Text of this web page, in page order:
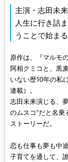
主演・志田未来
人生に行き詰
うことで始ま
原作は、『マルモ
阿相クミコと、黒
いない歴10年の私
連載）。
志田未来演じる、
のムスコ”だと名
ストーリーだ。
恋も仕事も夢も中
子育てを通して、